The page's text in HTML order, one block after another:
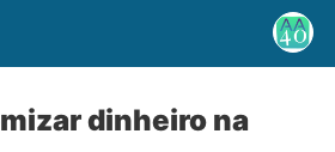
dinheiro na